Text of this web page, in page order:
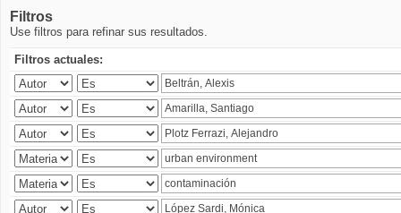
Filtros
Use filtros para refinar sus resultados.
Filtros actuales: